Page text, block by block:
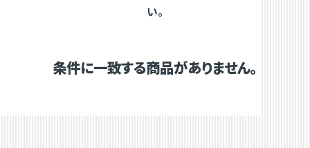
い。
条件に一致する商品がありません。